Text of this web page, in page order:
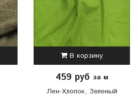
В корзину
459 руб за м
Лен-Хлопок, Зеленый